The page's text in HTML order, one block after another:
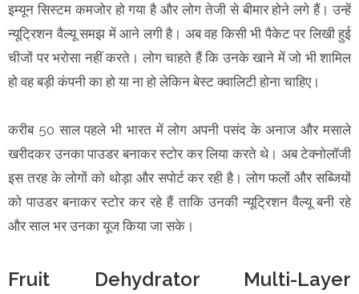
इम्यून सिस्टम कमजोर हो गया है और लोग तेजी से बीमार होने लगे हैं। उन्हें
न्यूट्रिशन वैल्यू समझ में आने लगी है। अब वह किसी भी पैकेट पर लिखी हुई
चीजों पर भरोसा नहीं करते। लोग चाहते हैं कि उनके खाने में जो भी शामिल
हो वह बड़ी कंपनी का हो या ना हो लेकिन बेस्ट क्वालिटी होना चाहिए।
करीब 50 साल पहले भी भारत में लोग अपनी पसंद के अनाज और मसाले
खरीदकर उनका पाउडर बनाकर स्टोर कर लिया करते थे। अब टेक्नोलॉजी
इस तरह के लोगों को थोड़ा और सपोर्ट कर रही है। लोग फलों और सब्जियों
को पाउडर बनाकर स्टोर कर रहे हैं ताकि उनकी न्यूट्रिशन वैल्यू बनी रहे
और साल भर उनका यूज किया जा सके।
Fruit Dehydrator Multi-Layer